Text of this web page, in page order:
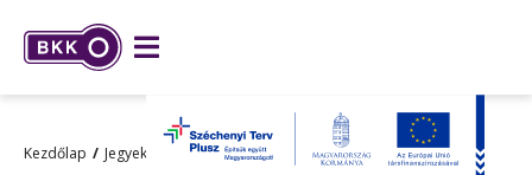
Kezdőlap Jegyek és bérletek Jegy- és bérletárak